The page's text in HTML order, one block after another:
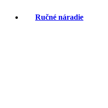
Ručné náradie